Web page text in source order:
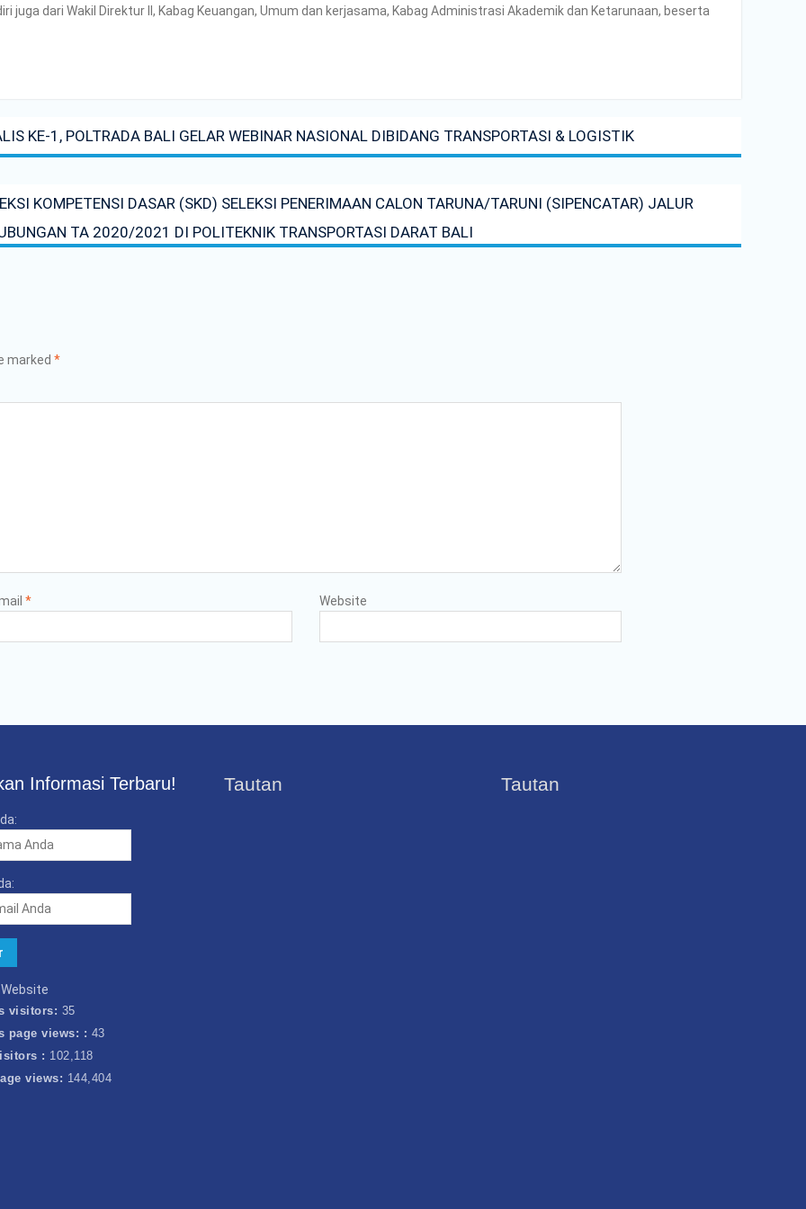
juga dari Wakil Direktur II, Kabag Keuangan, Umum dan kerjasama, Kabag Administrasi Akademik dan Ketarunaan, beserta
KE-1, POLTRADA BALI GELAR WEBINAR NASIONAL DIBIDANG TRANSPORTASI & LOGISTIK
KOMPETENSI DASAR (SKD) SELEKSI PENERIMAAN CALON TARUNA/TARUNI (SIPENCATAR) JALUR
TA 2020/2021 DI POLITEKNIK TRANSPORTASI DARAT BALI
marked *
* Website
Informasi Terbaru!
visitors: 35
page views: : 43
: 102,118
views: 144,404
Tautan Tautan